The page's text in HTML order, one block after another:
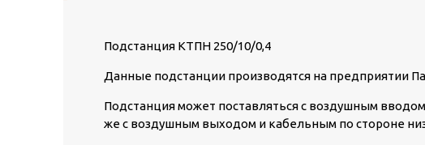
Подстанция КТПН 250/10/0,4
Данные подстанции производятся на предприятии
Подстанция может поставляться с воздушным
же с воздушным выходом и кабельным по стороне